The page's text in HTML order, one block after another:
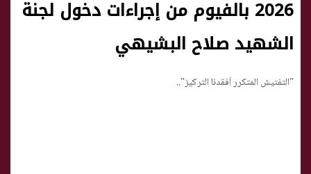
"التفتيش المتكرر أفقدنا التركيز"..
2026 بالفيوم من إجراءات دخول لجنة
الشهيد صلاح البشيهي